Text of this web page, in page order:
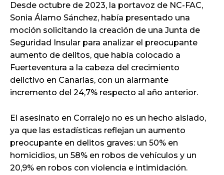
Desde octubre de 2023, la portavoz de NC-FAC,
Sonia Álamo Sánchez, había presentado una
moción solicitando la creación de una Junta de
Seguridad Insular para analizar el preocupante
aumento de delitos, que había colocado a
Fuerteventura a la cabeza del crecimiento
delictivo en Canarias, con un alarmante
incremento del 24,7% respecto al año anterior.
El asesinato en Corralejo no es un hecho aislado,
ya que las estadísticas reflejan un aumento
preocupante en delitos graves: un 50% en
homicidios, un 58% en robos de vehículos y un
20,9% en robos con violencia e intimidación.